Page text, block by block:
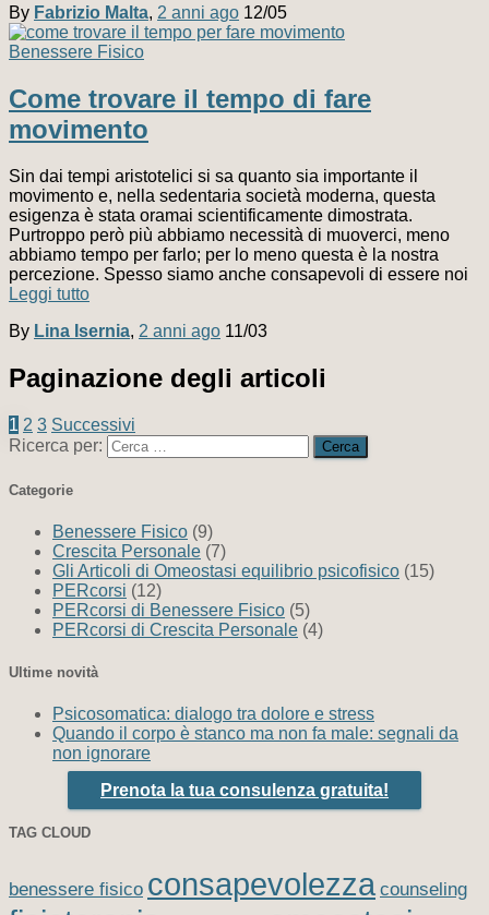
By Fabrizio Malta, 2 anni ago 12/05
Benessere Fisico
Come trovare il tempo di fare
movimento
Sin dai tempi aristotelici si sa quanto sia importante il
movimento e, nella sedentaria società moderna, questa
esigenza è stata oramai scientificamente dimostrata.
Purtroppo però più abbiamo necessità di muoverci, meno
abbiamo tempo per farlo; per lo meno questa è la nostra
percezione. Spesso siamo anche consapevoli di essere noi
Leggi tutto
By Lina Isernia, 2 anni ago 11/03
Paginazione degli articoli
1 2 3 Successivi
Ricerca per:
Categorie
Benessere Fisico (9)
Crescita Personale (7)
Gli Articoli di Omeostasi equilibrio psicofisico (15)
PERcorsi (12)
PERcorsi di Benessere Fisico (5)
PERcorsi di Crescita Personale (4)
Ultime novità
Psicosomatica: dialogo tra dolore e stress
Quando il corpo è stanco ma non fa male: segnali da
non ignorare
Prenota la tua consulenza gratuita!
TAG CLOUD
benessere fisico consapevolezza counseling